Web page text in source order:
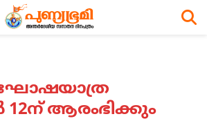
ഘോഷയാത്ര
ആരംഭിക്കും